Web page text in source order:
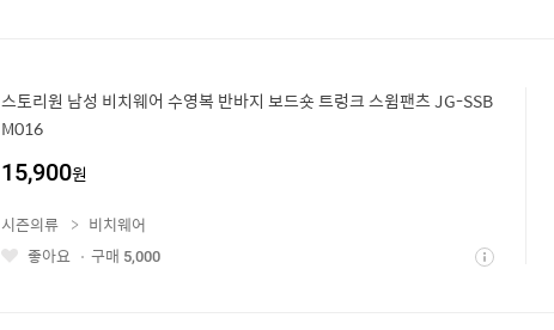
스토리원 남성 비치웨어 수영복 반바지 보드숏 트렁크 스윔팬츠 JG-SSB
M016
15,900원
좋 상
시즌의류
비치웨어
좋아요
구매 5,000